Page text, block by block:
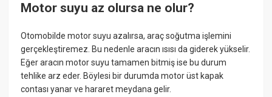
Motor suyu az olursa ne olur?
Otomobilde motor suyu azalırsa, araç soğutma işlemini
gerçekleştiremez. Bu nedenle aracın ısısı da giderek yükselir.
Eğer aracın motor suyu tamamen bitmiş ise bu durum
tehlike arz eder. Böylesi bir durumda motor üst kapak
contası yanar ve hararet meydana gelir.